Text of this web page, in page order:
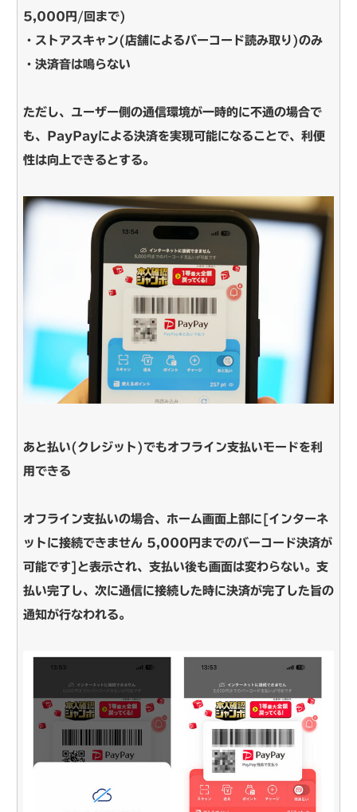
5,000円/回まで)
・ストアスキャン(店舗によるバーコード読み取り)のみ
・決済音は鳴らない
ただし、ユーザー側の通信環境が一時的に不通の場合で
も、PayPayによる決済を実現可能になることで、利便
性は向上できるとする。
あと払い(クレジット)でもオフライン支払いモードを利
用できる
オフライン支払いの場合、ホーム画面上部に[インターネ
ットに接続できません 5,000円までのバーコード決済が
可能です]と表示され、支払い後も画面は変わらない。支
払い完了し、次に通信に接続した時に決済が完了した旨の
通知が行なわれる。